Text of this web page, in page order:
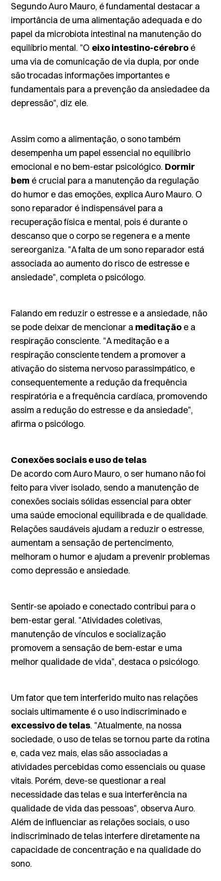
Segundo Auro Mauro, é fundamental destacar a
importância de uma alimentação adequada e do
papel da microbiota intestinal na manutenção do
equilíbrio mental. "O eixo intestino-cérebro é
uma via de comunicação de via dupla, por onde
são trocadas informações importantes e
fundamentais para a prevenção da ansiedadee da
depressão", diz ele.
Assim como a alimentação, o sono também
desempenha um papel essencial no equilíbrio
emocional e no bem-estar psicológico. Dormir
bem é crucial para a manutenção da regulação
do humor e das emoções, explica Auro Mauro. O
sono reparador é indispensável para a
recuperação física e mental, pois é durante o
descanso que o corpo se regenera e a mente
sereorganiza. "A falta de um sono reparador está
associada ao aumento do risco de estresse e
ansiedade", completa o psicólogo.
Falando em reduzir o estresse e a ansiedade, não
se pode deixar de mencionar a meditação e a
respiração consciente. "A meditação e a
respiração consciente tendem a promover a
ativação do sistema nervoso parassimpático, e
consequentemente a redução da frequência
respiratória e a frequência cardíaca, promovendo
assim a redução do estresse e da ansiedade",
afirma o psicólogo.
Conexões sociais e uso de telas
De acordo com Auro Mauro, o ser humano não foi
feito para viver isolado, sendo a manutenção de
conexões sociais sólidas essencial para obter
uma saúde emocional equilibrada e de qualidade.
Relações saudáveis ajudam a reduzir o estresse,
aumentam a sensação de pertencimento,
melhoram o humor e ajudam a prevenir problemas
como depressão e ansiedade.
Sentir-se apoiado e conectado contribui para o
bem-estar geral. "Atividades coletivas,
manutenção de vínculos e socialização
promovem a sensação de bem-estar e uma
melhor qualidade de vida", destaca o psicólogo.
Um fator que tem interferido muito nas relações
sociais ultimamente é o uso indiscriminado e
excessivo de telas. "Atualmente, na nossa
sociedade, o uso de telas se tornou parte da rotina
e, cada vez mais, elas são associadas a
atividades percebidas como essenciais ou quase
vitais. Porém, deve-se questionar a real
necessidade das telas e sua interferência na
qualidade de vida das pessoas", observa Auro.
Além de influenciar as relações sociais, o uso
indiscriminado de telas interfere diretamente na
capacidade de concentração e na qualidade do
sono.